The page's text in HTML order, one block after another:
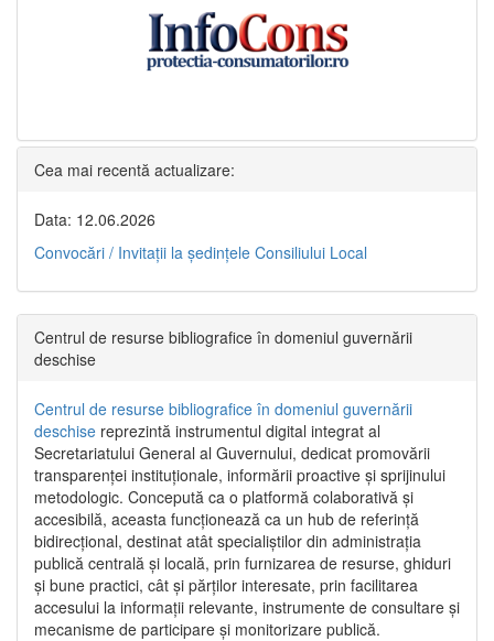
Cea mai recentă actualizare:
Data: 12.06.2026
Convocări / Invitaţii la şedinţele Consiliului Local
Centrul de resurse bibliografice în domeniul guvernării
deschise
Centrul de resurse bibliografice în domeniul guvernării
deschise reprezintă instrumentul digital integrat al
Secretariatului General al Guvernului, dedicat promovării
transparenței instituționale, informării proactive și sprijinului
metodologic. Concepută ca o platformă colaborativă și
accesibilă, aceasta funcționează ca un hub de referință
bidirecțional, destinat atât specialiștilor din administrația
publică centrală și locală, prin furnizarea de resurse, ghiduri
și bune practici, cât și părților interesate, prin facilitarea
accesului la informații relevante, instrumente de consultare și
mecanisme de participare și monitorizare publică.